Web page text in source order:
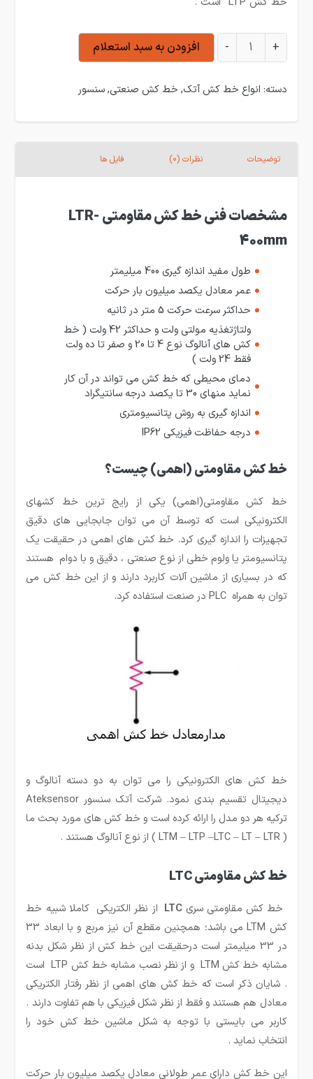
خط کش مقاومتی Atek مدل LTC-400mm عدد
+
- افزودن به سبد استعلام
دسته: انواع خط کش آتک, خط کش صنعتی,سنسور
توضیحات نظرات (0) فایل ها
مشخصات فنی خط کش مقاومتی LTR -
400mm
طول مفید اندازه گیری 400 میلیمتر
عمر معادل یکصد میلیون بار حرکت
حداکثر سرعت حرکت 5 متر در ثانیه
ولتاژتغذیه مولتی ولت و حداکثر 42 ولت ( خط
کش های آنالوگ نوع 4 تا 20 و صفر تا ده ولت
فقط 24 ولت )
دمای محیطی که خط کش می تواند در آن کار
نماید منهای 30 تا یکصد درجه سانتیگراد
اندازه گیری به روش پتانسیومتری
درجه حفاظت فیزیکی IP62
خط کش مقاومتی (اهمی) چیست؟
خط کش مقاومتی(اهمی) یکی از رایج ترین خط کشهای
الکترونیکی است که توسط آن می توان جابجایی های دقیق
تجهیزات را اندازه گیری کرد. خط کش های اهمی در حقیقت یک
پتانسیومتر یا ولوم خطی از نوع صنعتی ، دقیق و با دوام هستند
که در بسیاری از ماشین آلات کاربرد دارند و از این خط کش می
توان به همراه PLC در صنعت استفاده کرد.
خط کش های الکترونیکی را می توان به دو دسته آنالوگ و
دیجیتال تقسیم بندی نمود. شرکت آتک سنسور Ateksensor
ترکیه هر دو مدل را ارائه کرده است و خط کش های مورد بحث ما
( LTM – LTP –LTC – LT – LTR ) از نوع آنالوگ هستند .
خط کش مقاومتی LTC
خط کش مقاومتی سریLTC از نظر الکتریکی کاملا شبیه خط
کش LTM می باشد؛ همچنین مقطع آن نیز مربع و با ابعاد 33
در 33 میلیمتر است درحقیقت این خط کش از نظر شکل بدنه
مشابه خط کش LTM و از نظر نصب مشابه خط کش LTP است
. شایان ذکر است که خط کش های اهمی از نظر رفتار الکتریکی
معادل هم هستند و فقط از نظر شکل فیزیکی با هم تفاوت دارند .
کاربر می بایستی با توجه به شکل ماشین خط کش خود را
انتخاب نماید .
این خط کش دارای عمر طولانی معادل یکصد میلیون بار حرکت